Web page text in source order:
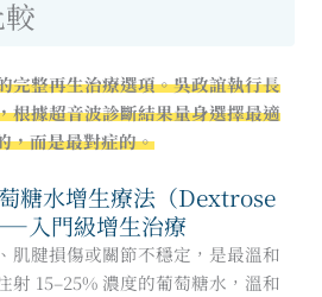
完整再生治療選項。吳政誼執行長
根據超音波診斷結果量身選擇最適
而是最對症的。
糖水增生療法（Dextrose
入門級增生治療
肌腱損傷或關節不穩定，是最溫和
射 15–25% 濃度的葡萄糖水，溫和